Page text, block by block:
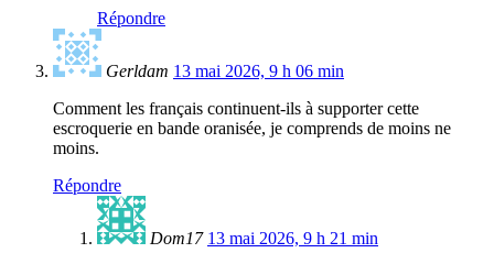
Répondre
Gerldam 13 mai 2026, 9 h 06 min
Comment les français continuent-ils à supporter cette
escroquerie en bande oranisée, je comprends de moins ne
moins.
Répondre
Dom17 13 mai 2026, 9 h 21 min